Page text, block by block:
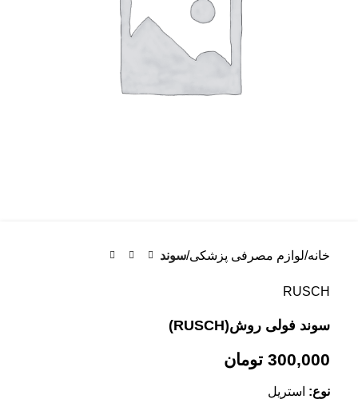
خانه لوازم مصرفی پزشکی سوند
RUSCH
سوند فولی روش(RUSCH)
300,000 تومان
نوع: استریل